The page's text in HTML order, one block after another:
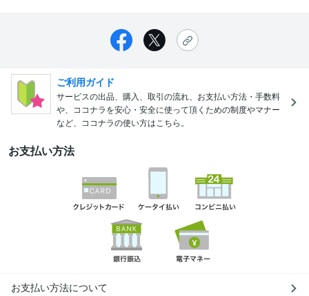
ご利用ガイド
サービスの出品、購入、取引の流れ、お支払い方法・手数料
や、ココナラを安心・安全に使って頂くための制度やマナー
など、ココナラの使い方はこちら。
お支払い方法
お支払い方法について